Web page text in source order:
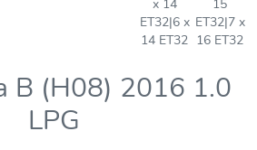
x 14
ET32|6 x
14 ET32
15
ET32|7 x
16 ET32
B (H08) 2016 1.0
LPG